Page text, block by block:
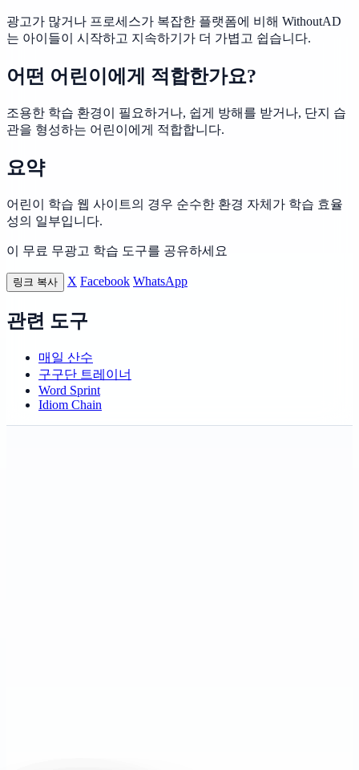
광고가 많거나 프로세스가 복잡한 플랫폼에 비해 WithoutAD
는 아이들이 시작하고 지속하기가 더 가볍고 쉽습니다.
어떤 어린이에게 적합한가요?
조용한 학습 환경이 필요하거나, 쉽게 방해를 받거나, 단지 습
관을 형성하는 어린이에게 적합합니다.
요약
어린이 학습 웹 사이트의 경우 순수한 환경 자체가 학습 효율
성의 일부입니다.
이 무료 무광고 학습 도구를 공유하세요
링크 복사 X Facebook WhatsApp
관련 도구
매일 산수
구구단 트레이너
Word Sprint
Idiom Chain